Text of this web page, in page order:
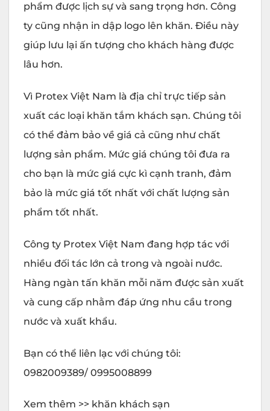
phẩm được lịch sự và sang trọng hơn. Công
ty cũng nhận in dập logo lên khăn. Điều này
giúp lưu lại ấn tượng cho khách hàng được
lâu hơn.
Vì Protex Việt Nam là địa chỉ trực tiếp sản
xuất các loại khăn tắm khách sạn. Chúng tôi
có thể đảm bảo về giá cả cũng như chất
lượng sản phẩm. Mức giá chúng tôi đưa ra
cho bạn là mức giá cực kì cạnh tranh, đảm
bảo là mức giá tốt nhất với chất lượng sản
phẩm tốt nhất.
Công ty Protex Việt Nam đang hợp tác với
nhiều đối tác lớn cả trong và ngoài nước.
Hàng ngàn tấn khăn mỗi năm được sản xuất
và cung cấp nhằm đáp ứng nhu cầu trong
nước và xuất khẩu.
Bạn có thể liên lạc với chúng tôi:
0982009389/ 0995008899
Xem thêm >> khăn khách sạn